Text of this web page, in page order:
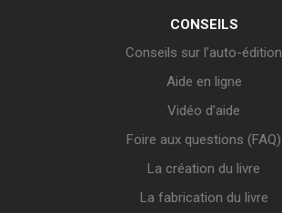
CONSEILS
Conseils sur l’auto-édition
Aide en ligne
Vidéo d’aide
Foire aux questions (FAQ)
La création du livre
La fabrication du livre